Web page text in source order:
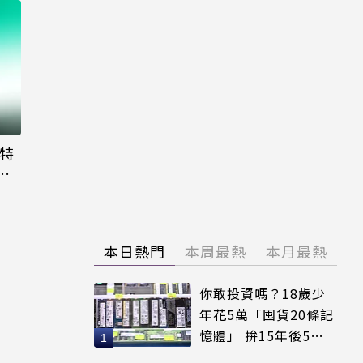
本日熱門 本周最熱 本月最熱
你敢投資嗎？18歲少
年花5萬「囤貨20條記
憶體」 拚15年後5倍